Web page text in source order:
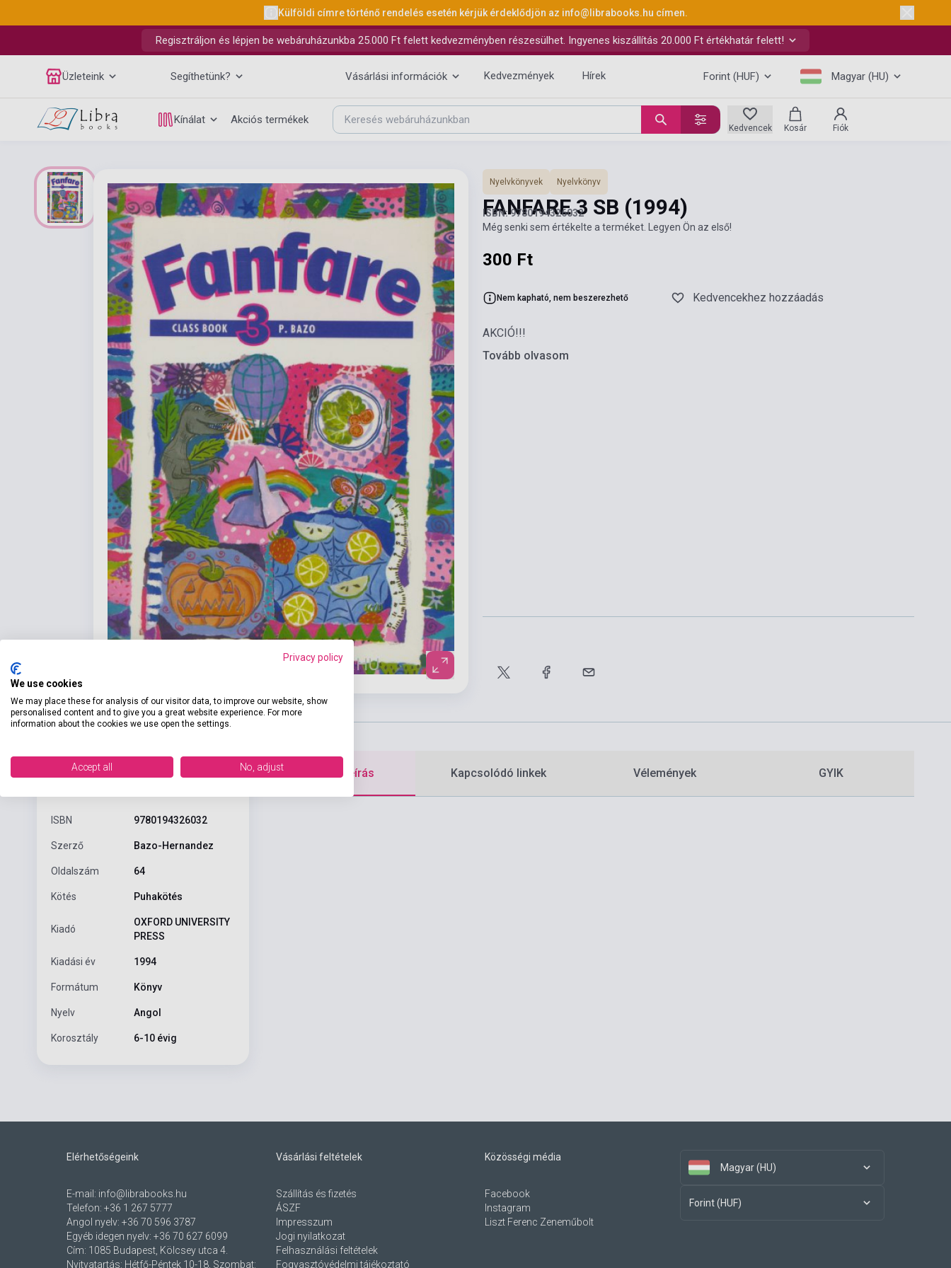
Külföldi címre történő rendelés esetén kérjük érdeklődjön az info@librabooks.hu címen.
Regisztráljon és lépjen be webáruházunkba 25.000 Ft felett kedvezményben részesülhet. Ingyenes kiszállítás 20.000 Ft értékhatár felett!
Üzleteink Segíthetünk? Vásárlási információk Kedvezmények Hírek Forint (HUF) Magyar (HU)
Kínálat Akciós termékek
Kedvencek Kosár Fiók
Nyelvkönyvek Nyelvkönyv
FANFARE 3 SB (1994)
ISBN: 9780194326032
Még senki sem értékelte a terméket. Legyen Ön az első!
300 Ft
Nem kapható, nem beszerezhető Kedvencekhez hozzáadás
AKCIÓ!!!
Tovább olvasom
Termékjellemzők
ISBN 9780194326032
Szerző Bazo-Hernandez
Oldalszám 64
Kötés Puhakötés
Kiadó
OXFORD UNIVERSITY
PRESS
Kiadási év 1994
Formátum Könyv
Nyelv Angol
Korosztály 6-10 évig
Részletes leírás Kapcsolódó linkek Vélemények GYIK
Elérhetőségeink
E-mail: info@librabooks.hu
Telefon: +36 1 267 5777
Angol nyelv: +36 70 596 3787
Egyéb idegen nyelv: +36 70 627 6099
Cím: 1085 Budapest, Kölcsey utca 4.
Nyitvatartás: Hétfő-Péntek 10-18, Szombat:
Vásárlási feltételek
Szállítás és fizetés
ÁSZF
Impresszum
Jogi nyilatkozat
Felhasználási feltételek
Fogyasztóvédelmi tájékoztató
Közösségi média
Facebook
Instagram
Liszt Ferenc Zeneműbolt
Magyar (HU)
Forint (HUF)
Privacy policy
We use cookies
We may place these for analysis of our visitor data, to improve our website, show
personalised content and to give you a great website experience. For more
information about the cookies we use open the settings.
Accept all No, adjust